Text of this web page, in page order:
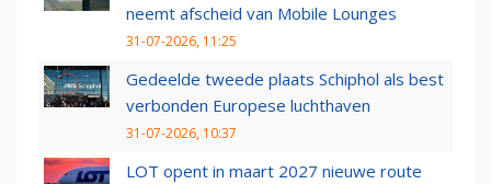
neemt afscheid van Mobile Lounges
31-07-2026, 11:25
Gedeelde tweede plaats Schiphol als best
verbonden Europese luchthaven
31-07-2026, 10:37
LOT opent in maart 2027 nieuwe route